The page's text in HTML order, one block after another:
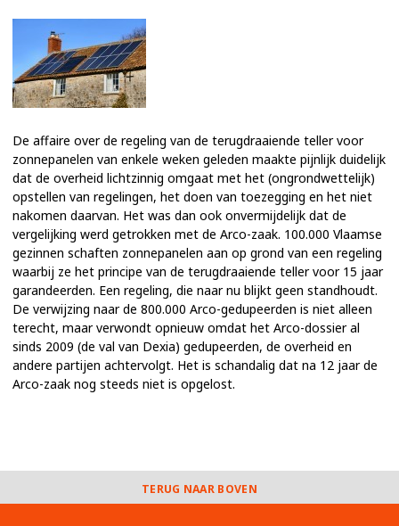
De affaire over de regeling van de terugdraaiende teller voor
zonnepanelen van enkele weken geleden maakte pijnlijk duidelijk
dat de overheid lichtzinnig omgaat met het (ongrondwettelijk)
opstellen van regelingen, het doen van toezegging en het niet
nakomen daarvan. Het was dan ook onvermijdelijk dat de
vergelijking werd getrokken met de Arco-zaak. 100.000 Vlaamse
gezinnen schaften zonnepanelen aan op grond van een regeling
waarbij ze het principe van de terugdraaiende teller voor 15 jaar
garandeerden. Een regeling, die naar nu blijkt geen standhoudt.
De verwijzing naar de 800.000 Arco-gedupeerden is niet alleen
terecht, maar verwondt opnieuw omdat het Arco-dossier al
sinds 2009 (de val van Dexia) gedupeerden, de overheid en
andere partijen achtervolgt. Het is schandalig dat na 12 jaar de
Arco-zaak nog steeds niet is opgelost.
TERUG NAAR BOVEN